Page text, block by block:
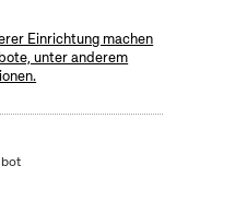
Einrichtung machen
unter anderem